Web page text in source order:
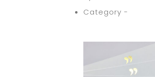
Category -